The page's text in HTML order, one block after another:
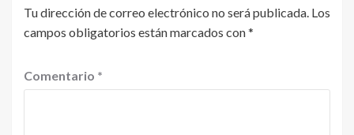
Tu dirección de correo electrónico no será publicada. Los
campos obligatorios están marcados con*
Comentario *